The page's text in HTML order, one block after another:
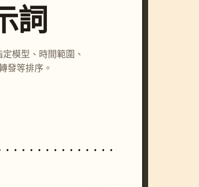
詞
模型、時間範圍、
發等排序。